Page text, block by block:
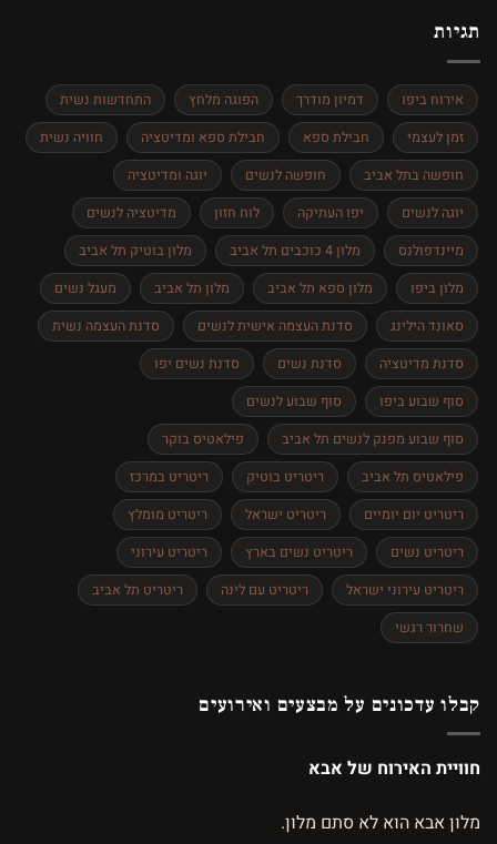
לכל
הגילאים
תגיות
אירוח ביפו דמיון מודרך הפוגה מלחץ
התחדשות נשית
זמן לעצמי
חבילת ספא חבילת ספא ומדיטציה
חוויה נשית
חופשה בתל אביב
חופשה לנשים
יוגה ומדיטציה
יוגה לנשים
יפו העתיקה לוח חזון
מדיטציה לנשים
מיינדפולנס
מלון 4 כוכבים תל אביב
מלון בוטיק תל אביב
מלון ביפו
מלון ספא תל אביב מלון תל אביב
מעגל נשים
סאונד הילינג
סדנת העצמה אישית לנשים
סדנת העצמה נשית
סדנת מדיטציה
סדנת נשים
סדנת נשים יפו
סוף שבוע ביפו
סוף שבוע לנשים
סוף שבוע מפנק לנשים תל אביב
פילאטיס בוקר
פילאטיס תל אביב
ריטריט בוטיק
ריטריט במרכז
ריטריט יום יומיים
ריטריט ישראל
ריטריט מומלץ
ריטריט נשים
ריטריט נשים בארץ
ריטריט עירוני
ריטריט עירוני ישראל
ריטריט עם לינה
ריטריט תל אביב
שחרור רגשי
קבלו עדכונים על מבצעים ואירועים
חוויית האירוח של אבא
מלון אבא הוא לא סתם מלון.